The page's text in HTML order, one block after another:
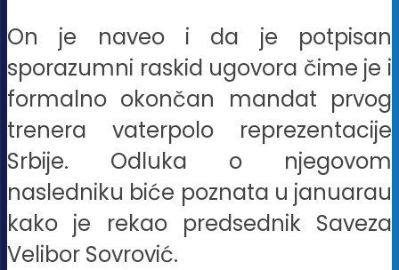
On je naveo i da je potpisan
sporazumni raskid ugovora čime je i
formalno okončan mandat prvog
trenera vaterpolo reprezentacije
Srbije. Odluka o njegovom
nasledniku biće poznata u januarau
kako je rekao predsednik Saveza
Velibor Sovrović.